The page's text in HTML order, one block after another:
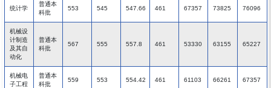
统计学
普通本
科批
553 545 547.66 461 67357 73825 76096
机械设
计制造
及其自
动化
普通本
科批
567 555 557.8 461 53330 63155 65227
机械电
子工程
普通本
科批
559 553 554.42 461 61103 66261 67357